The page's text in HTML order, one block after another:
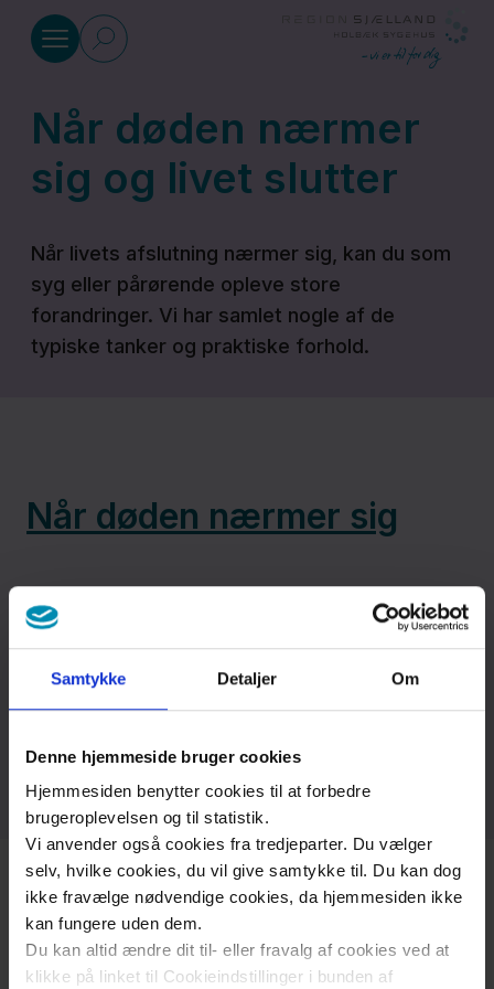
Samtykke Detaljer Om
Denne hjemmeside bruger cookies
Hjemmesiden benytter cookies til at forbedre
brugeroplevelsen og til statistik.
Vi anvender også cookies fra tredjeparter. Du vælger
selv, hvilke cookies, du vil give samtykke til. Du kan dog
ikke fravælge nødvendige cookies, da hjemmesiden ikke
kan fungere uden dem.
Du kan altid ændre dit til- eller fravalg af cookies ved at
klikke på linket til Cookieindstillinger i bunden af
Patient og pårørende
fra A til
Z
Pårørende
Råd og
rettigheder
Når
døden
nærmer
sig og
livet
slutter
Frivillig
på
Holbæk
Sygehus
Når døden nærmer
sig og livet slutter
Når livets afslutning nærmer sig, kan du som
syg eller pårørende opleve store
forandringer. Vi har samlet nogle af de
typiske tanker og praktiske forhold.
Når døden nærmer sig
Når døden nærmer sig, opstår der ofte nogle
fælles træk for forløbet af den sidste tid. Bliv
som pårørende kan støtte.
Når livet slutter